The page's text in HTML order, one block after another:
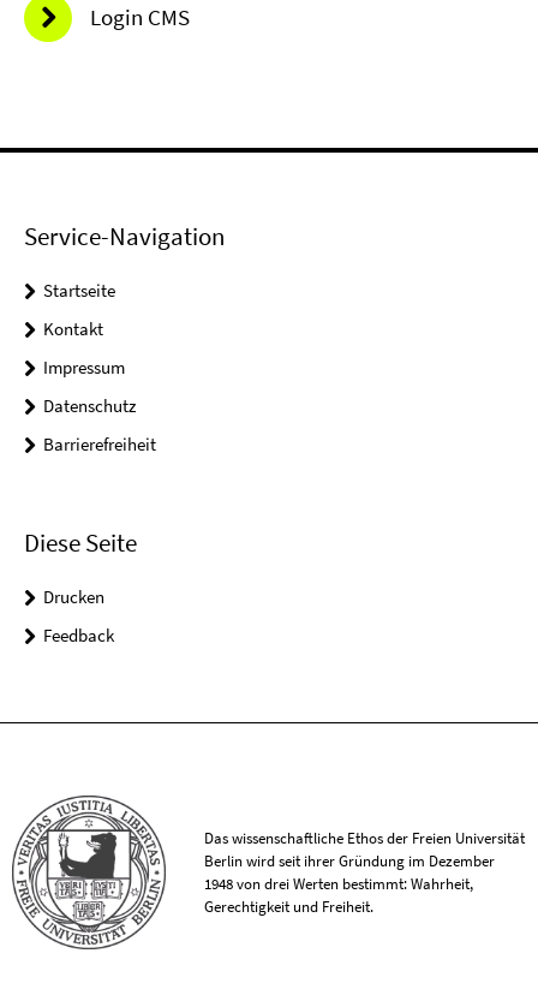
Login CMS
Service-Navigation
Startseite
Kontakt
Impressum
Datenschutz
Barrierefreiheit
Diese Seite
Drucken
Feedback
Das wissenschaftliche Ethos der Freien Universität
Berlin wird seit ihrer Gründung im Dezember
1948 von drei Werten bestimmt: Wahrheit,
Gerechtigkeit und Freiheit.